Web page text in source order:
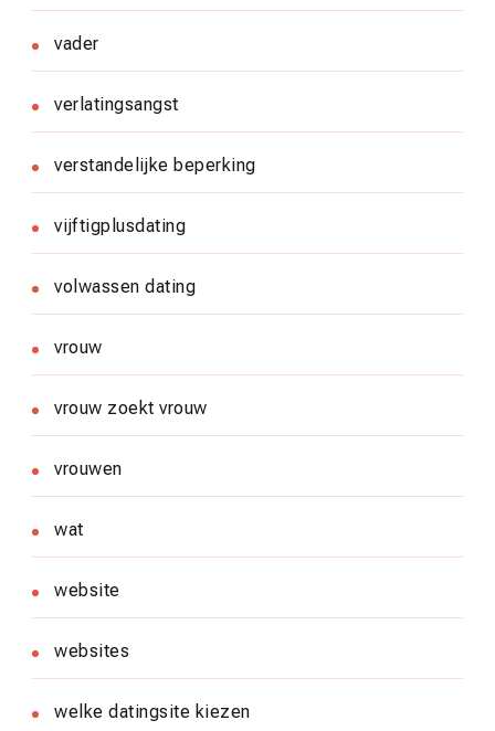
vader
verlatingsangst
verstandelijke beperking
vijftigplusdating
volwassen dating
vrouw
vrouw zoekt vrouw
vrouwen
wat
website
websites
welke datingsite kiezen